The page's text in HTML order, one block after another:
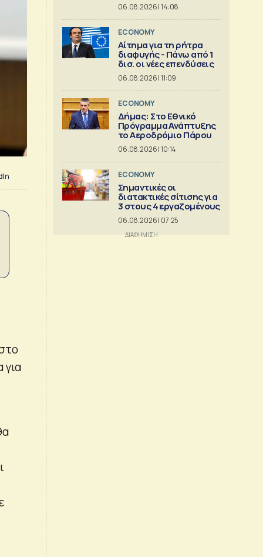
06.08.2026 | 14:08
ECONOMY
Αίτημα για τη ρήτρα
διαφυγής - Πάνω από 1
δισ. οι νέες επενδύσεις
06.08.2026 | 11:09
ECONOMY
Δήμας: Στο Εθνικό
Πρόγραμμα Ανάπτυξης
το Αεροδρόμιο Πάρου
06.08.2026 | 10:14
ECONOMY
Σημαντικές οι
διατακτικές σίτισης για
3 στους 4 εργαζομένους
06.08.2026 | 07:25